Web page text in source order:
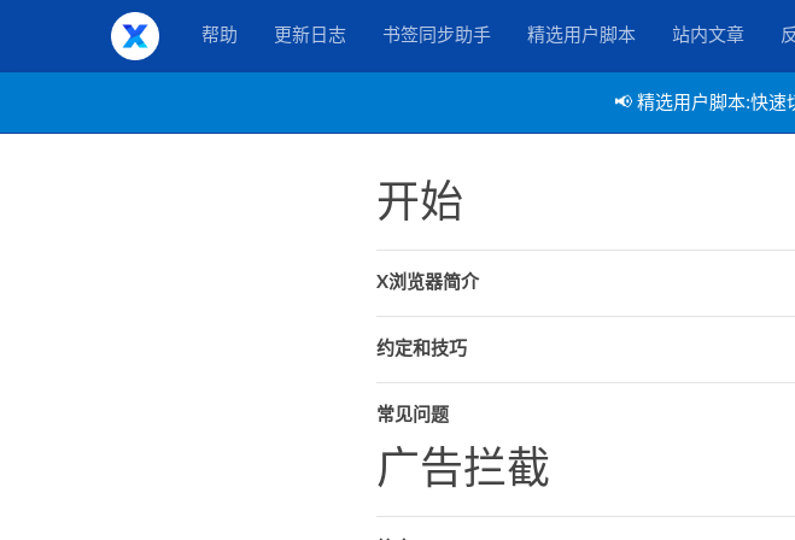
X浏览器
帮助 更新日志 书签同步助手 精选用户脚本 站内文章
📢 精选用户脚本:快速
开始
X浏览器简介
约定和技巧
常见问题
广告拦截